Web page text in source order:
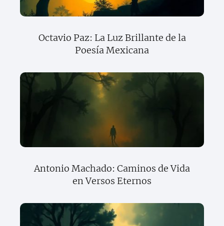
Octavio Paz: La Luz Brillante de la
Poesía Mexicana
Antonio Machado: Caminos de Vida
en Versos Eternos